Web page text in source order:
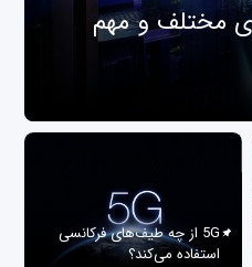
مختلف و مهم
5G از چه طیف‌های فرکانسی
استفاده می‌کند؟